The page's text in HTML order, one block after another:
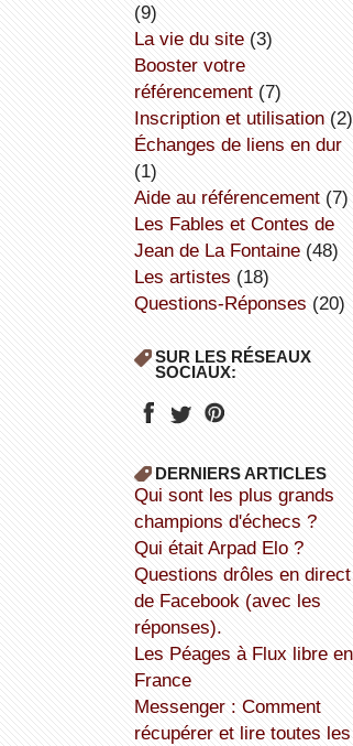
(9)
la vie du site(3)
booster votre
référencement(7)
inscription et utilisation(2)
échanges de liens en dur
(1)
aide au référencement(7)
Les Fables et Contes de
Jean de La Fontaine(48)
Les artistes (18)
Questions-Réponses (20)
SUR LES RÉSEAUX
SOCIAUX:
DERNIERS ARTICLES
Qui sont les plus grands
champions d'échecs ?
Qui était Arpad Elo ?
Questions drôles en direct
de Facebook (avec les
réponses).
Les Péages à Flux libre en
France
Messenger : Comment
récupérer et lire toutes les